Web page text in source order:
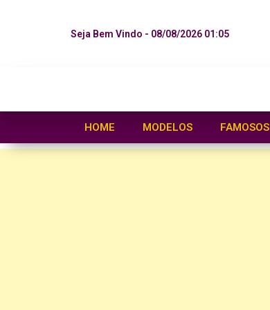
Seja Bem Vindo - 08/08/2026 01:05
HOME MODELOS FAMOSOS